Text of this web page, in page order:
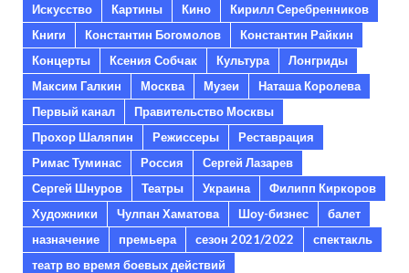
Искусство
Картины Кино
Кирилл Серебренников
Книги
Константин Богомолов
Константин Райкин
Концерты
Ксения Собчак Культура
Лонгриды
Максим Галкин
Москва Музеи
Наташа Королева
Первый канал
Правительство Москвы
Прохор Шаляпин
Режиссеры
Реставрация
Римас Туминас
Россия
Сергей Лазарев
Сергей Шнуров
Театры Украина
Филипп Киркоров
Художники
Чулпан Хаматова Шоу-бизнес
балет
назначение
премьера сезон 2021/2022
спектакль
театр во время боевых действий